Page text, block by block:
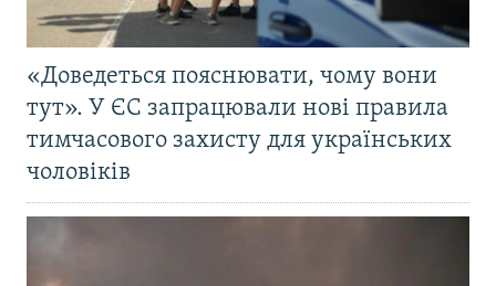
«Доведеться пояснювати, чому вони
тут». У ЄС запрацювали нові правила
тимчасового захисту для українських
чоловіків